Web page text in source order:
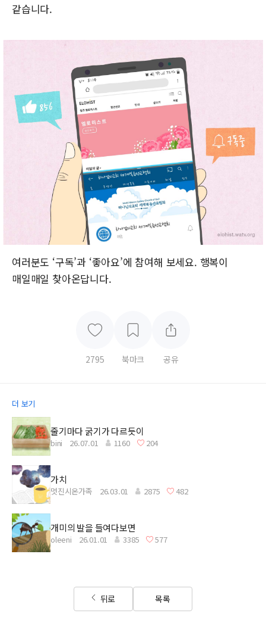
같습니다.
여러분도 ‘구독’과 ‘좋아요’에 참여해 보세요. 행복이
매일매일 찾아온답니다.
2795 북마크 공유
더 보기
줄기마다 굵기가 다르듯이
bini 26.07.01 1160 204
가치
멋진시온가족 26.03.01 2875 482
개미의 발을 들여다보면
oleeni 26.01.01 3385 577
뒤로 목록